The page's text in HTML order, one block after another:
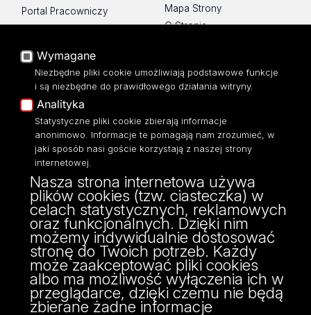
Portal Pracowniczy
Baza Aktów Własnych
Moodle
Eksperci UŁ
Polityka Prywatności
Dostępność
Mapa Strony
O Stronie
ul. Narutowicza 68, 90-136 Łódź
NIP: 724 000 32 43
Adres do doręczeń elektronicznych (ADE):
AE:PL-74796-17640-IHHIV-17
KONTAKT
Wymagane
Niezbędne pliki cookie umożliwiają podstawowe funkcje
i są niezbędne do prawidłowego działania witryny.
Analityka
Statystyczne pliki cookie zbierają informacje
anonimowo. Informacje te pomagają nam zrozumieć, w
jaki sposób nasi goście korzystają z naszej strony
internetowej.
Nasza strona internetowa używa
plików cookies (tzw. ciasteczka) w
celach statystycznych, reklamowych
oraz funkcjonalnych. Dzięki nim
możemy indywidualnie dostosować
stronę do Twoich potrzeb. Każdy
może zaakceptować pliki cookies
albo ma możliwość wyłączenia ich w
przeglądarce, dzięki czemu nie będą
zbierane żadne informacje